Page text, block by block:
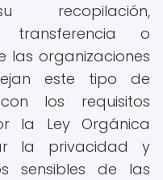
transferencia o
las organizaciones
este tipo de
los requisitos
la Ley Orgánica
la privacidad y
sensibles de las